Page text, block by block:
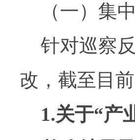
（一）集
针对巡察
改，截至目
1.关于“产